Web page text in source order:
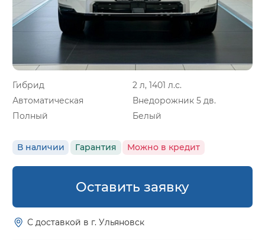
Гибрид
2 л, 1401 л.с.
Автоматическая
Внедорожник 5 дв.
Полный
Белый
В наличии Гарантия Можно в кредит
Оставить заявку
С доставкой в г. Ульяновск